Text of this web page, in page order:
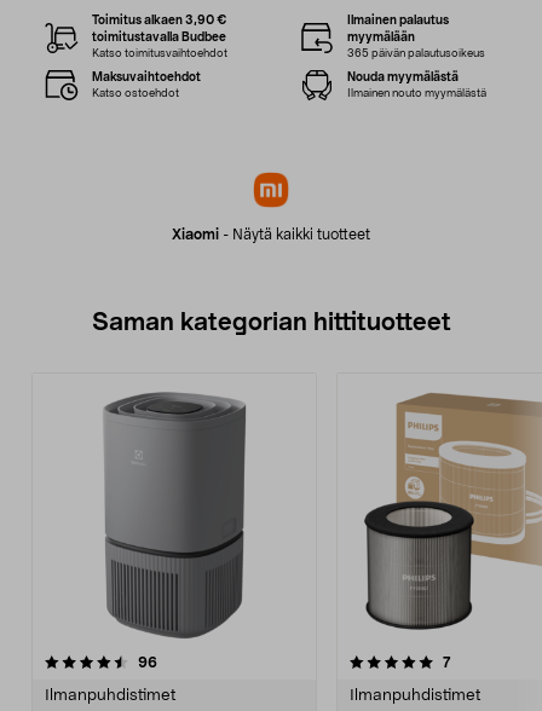
Xiaomi - Näytä kaikki tuotteet
Toimitus alkaen 3,90 €
toimitustavalla Budbee
Katso toimitusvaihtoehdot
Ilmainen palautus
myymälään
365 päivän palautusoikeus
Maksuvaihtoehdot
Katso ostoehdot
Nouda myymälästä
Ilmainen nouto myymälästä
Saman kategorian hittituotteet
96arvostelut
Ilmanpuhdistimet
5.0 viidestä
7arvostelut
Ilmanpuhdistimet
4.5 viidestä